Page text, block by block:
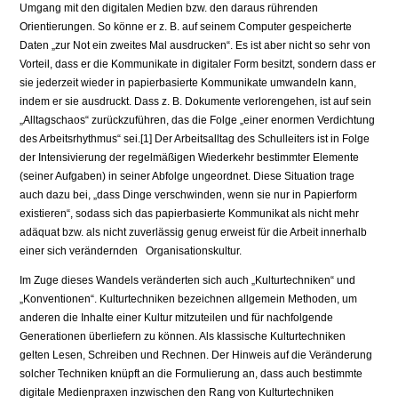
Umgang mit den digitalen Medien bzw. den daraus rührenden
Orientierungen. So könne er z. B. auf seinem Computer gespeicherte
Daten „zur Not ein zweites Mal ausdrucken“. Es ist aber nicht so sehr von
Vorteil, dass er die Kommunikate in digitaler Form besitzt, sondern dass er
sie jederzeit wieder in papierbasierte Kommunikate umwandeln kann,
indem er sie ausdruckt. Dass z. B. Dokumente verlorengehen, ist auf sein
„Alltagschaos“ zurückzuführen, das die Folge „einer enormen Verdichtung
des Arbeitsrhythmus“ sei.[1] Der Arbeitsalltag des Schulleiters ist in Folge
der Intensivierung der regelmäßigen Wiederkehr bestimmter Elemente
(seiner Aufgaben) in seiner Abfolge ungeordnet. Diese Situation trage
auch dazu bei, „dass Dinge verschwinden, wenn sie nur in Papierform
existieren“, sodass sich das papierbasierte Kommunikat als nicht mehr
adäquat bzw. als nicht zuverlässig genug erweist für die Arbeit innerhalb
einer sich verändernden Organisationskultur.
Im Zuge dieses Wandels veränderten sich auch „Kulturtechniken“ und
„Konventionen“. Kulturtechniken bezeichnen allgemein Methoden, um
anderen die Inhalte einer Kultur mitzuteilen und für nachfolgende
Generationen überliefern zu können. Als klassische Kulturtechniken
gelten Lesen, Schreiben und Rechnen. Der Hinweis auf die Veränderung
solcher Techniken knüpft an die Formulierung an, dass auch bestimmte
digitale Medienpraxen inzwischen den Rang von Kulturtechniken